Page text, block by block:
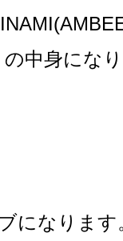
の中身にな
になります